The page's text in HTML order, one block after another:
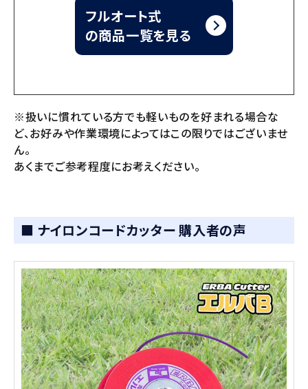
フルオート式
の商品一覧を見る
※扱いに慣れている方でも軽いものを好まれる場合な
ど、お好みや作業環境によってはこの限りではございませ
ん。
あくまでご参考程度にお考えください。
■ ナイロンコードカッター 購入者の声